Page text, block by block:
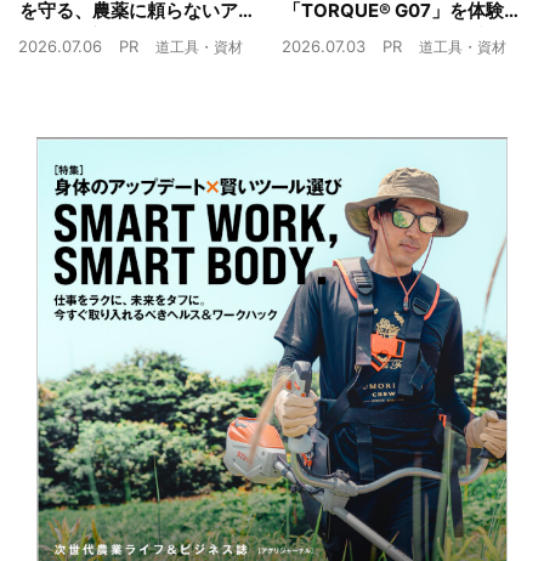
を守る、農薬に頼らないア
ザミウマ対策
2026.07.06 PR 道工具・資材
「TORQUE® G07」を体験
農業現場の“スマホの弱点”を
2026.07.03 PR 道工具・資材